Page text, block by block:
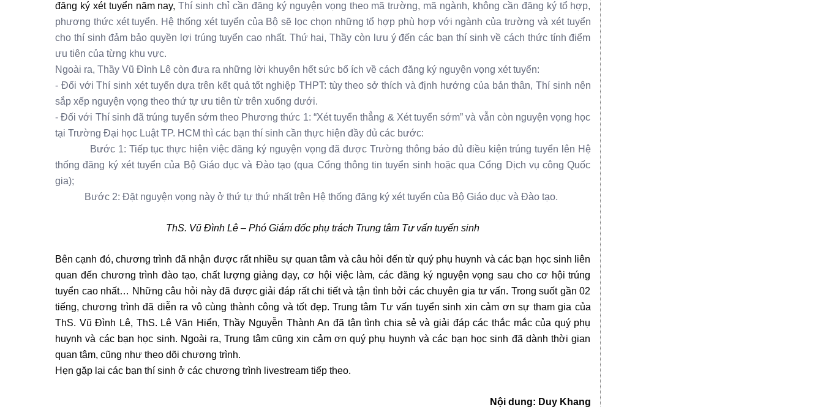
đăng ký xét tuyển năm nay,Thí sinh chỉ cần đăng ký nguyện vọng theo mã trường, mã ngành, không cần đăng ký tổ hợp,
phương thức xét tuyển. Hệ thống xét tuyển của Bộ sẽ lọc chọn những tổ hợp phù hợp với ngành của trường và xét tuyển
cho thí sinh đảm bảo quyền lợi trúng tuyển cao nhất. Thứ hai, Thầy còn lưu ý đến các bạn thí sinh về cách thức tính điểm
ưu tiên của từng khu vực.
Ngoài ra, Thầy Vũ Đình Lê còn đưa ra những lời khuyên hết sức bổ ích về cách đăng ký nguyện vọng xét tuyển:
- Đối với Thí sinh xét tuyển dựa trên kết quả tốt nghiệp THPT: tùy theo sở thích và định hướng của bản thân, Thí sinh nên
sắp xếp nguyện vọng theo thứ tự ưu tiên từ trên xuống dưới.
- Đối với Thí sinh đã trúng tuyển sớm theo Phương thức 1: “Xét tuyển thẳng & Xét tuyển sớm” và vẫn còn nguyện vọng học
tại Trường Đại học Luật TP. HCM thì các bạn thí sinh cần thực hiện đầy đủ các bước:
Bước 1: Tiếp tục thực hiện việc đăng ký nguyện vọng đã được Trường thông báo đủ điều kiện trúng tuyển lên Hệ
thống đăng ký xét tuyển của Bộ Giáo dục và Đào tạo (qua Cổng thông tin tuyển sinh hoặc qua Cổng Dịch vụ công Quốc
gia);
Bước 2: Đặt nguyện vọng này ở thứ tự thứ nhất trên Hệ thống đăng ký xét tuyển của Bộ Giáo dục và Đào tạo.
ThS. Vũ Đình Lê – Phó Giám đốc phụ trách Trung tâm Tư vấn tuyển sinh
Bên cạnh đó, chương trình đã nhận được rất nhiều sự quan tâm và câu hỏi đến từ quý phụ huynh và các bạn học sinh liên
quan đến chương trình đào tạo, chất lượng giảng dạy, cơ hội việc làm, các đăng ký nguyện vọng sau cho cơ hội trúng
tuyển cao nhất… Những câu hỏi này đã được giải đáp rất chi tiết và tận tình bởi các chuyên gia tư vấn. Trong suốt gần 02
tiếng, chương trình đã diễn ra vô cùng thành công và tốt đẹp. Trung tâm Tư vấn tuyển sinh xin cảm ơn sự tham gia của
ThS. Vũ Đình Lê, ThS. Lê Văn Hiển, Thầy Nguyễn Thành An đã tận tình chia sẻ và giải đáp các thắc mắc của quý phụ
huynh và các bạn học sinh. Ngoài ra, Trung tâm cũng xin cảm ơn quý phụ huynh và các bạn học sinh đã dành thời gian
quan tâm, cũng như theo dõi chương trình.
Hẹn gặp lại các bạn thí sinh ở các chương trình livestream tiếp theo.
Nội dung: Duy Khang